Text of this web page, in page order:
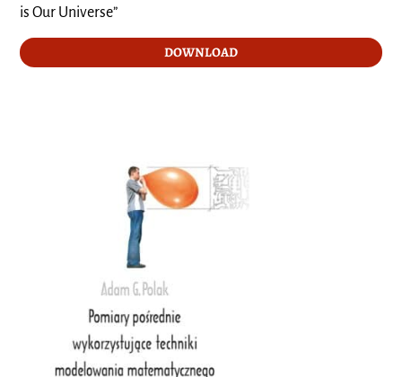
is Our Universe”
DOWNLOAD